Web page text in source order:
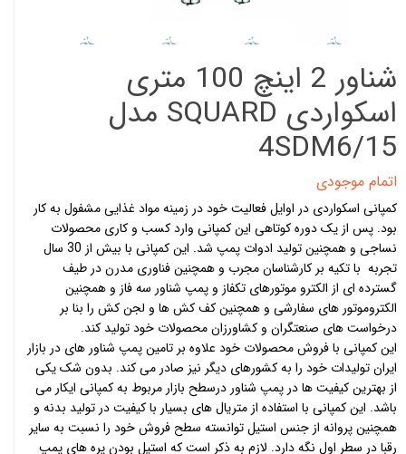
شناور 2 اینچ 100 متری
اسکواردی SQUARD مدل
4SDM6/15
اتمام موجودی
کمپانی اسکواردی در اوایل فعالیت خود در زمینه مواد غذایی مشفول به کار
بود. پس از یک دوره کوتاهی این کمپانی وارد کسب و کاری محصولات
نساجی و همچنین تولید ادوات پمپ شد. این کمپانی با بیش از 30 سال
تجربه با تکیه بر کارشناسان مجرب و همچنین فناوری مدرن در طیف
گسترده ای از الکترو موتورهای تکفاز و پمپ شناور سه فاز و همچنین
الکتروموتور های سفارشی و همچنین کف کش ها و لجن کش را بنا بر
درخواست های صنعتگران و کشاورزان محصولات خود تولید کند.
این کمپانی با فروش محصولات خود علاوه بر تامین پمپ شناور های در بازار
ایران تولیدات خود را به کشورهای دیگر نیز صادر می کند. بدون شک یکی
از بهترین کیفیت ها در پمپ شناور درسطح بازار مربوط به کمپانی ایکار می
باشد. این کمپانی با استفاده از متریال های بسیار با کیفیت در تولید بدنه و
همچنین پروانه از جنس استیل توانسته سطح فروش خود را نسبت به سایر
رقبا در سطر اول نگه دارد. لازم به ذکر است که استیل بودن پره های پمپ